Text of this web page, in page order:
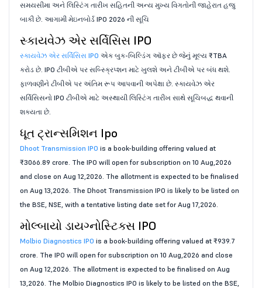
સમયસીમા અને લિસ્ટિંગ તારીખ સહિતની અન્ય મુખ્ય વિગતોની જાહેરાત હજુ
બાકી છે. આગામી મેઇનબોર્ડ IPO 2026 ની સૂચિ
સ્કાયવેઝ એર સર્વિસિસ IPO
સ્કાયવેઝ એર સર્વિસિસ IPO એક બુક-બિલ્ડિંગ ઑફર છે જેનું મૂલ્ય ₹TBA
કરોડ છે. IPO ટીબીએ પર સબ્સ્ક્રિપ્શન માટે ખુલશે અને ટીબીએ પર બંધ થશે.
ફાળવણીને ટીબીએ પર અંતિમ રૂપ આપવાની અપેક્ષા છે. સ્કાયવેઝ એર
સર્વિસિસનો IPO ટીબીએ માટે અસ્થાયી લિસ્ટિંગ તારીખ સાથે સૂચિબદ્ધ થવાની
શક્યતા છે.
ધૂત ટ્રાન્સમિશન Ipo
Dhoot Transmission IPO is a book-building offering valued at
₹3066.89 crore. The IPO will open for subscription on 10 Aug,2026
and close on Aug 12,2026. The allotment is expected to be finalised
on Aug 13,2026. The Dhoot Transmission IPO is likely to be listed on
the BSE, NSE, with a tentative listing date set for Aug 17,2026.
મોલ્બાયો ડાયગ્નોસ્ટિક્સ IPO
Molbio Diagnostics IPO is a book-building offering valued at ₹939.7
crore. The IPO will open for subscription on 10 Aug,2026 and close
on Aug 12,2026. The allotment is expected to be finalised on Aug
13,2026. The Molbio Diagnostics IPO is likely to be listed on the BSE,